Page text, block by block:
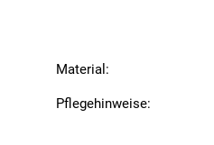
Material:
Pflegehinweise: